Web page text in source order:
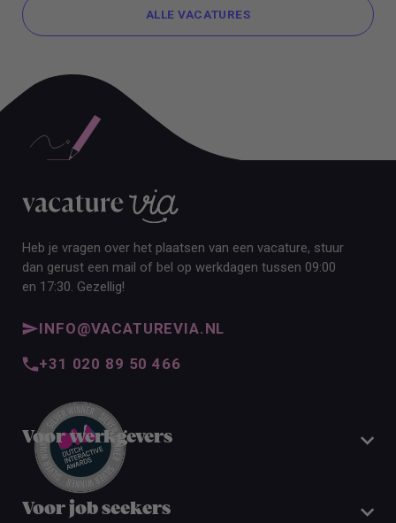
ALLE VACATURES
Heb je vragen over het plaatsen van een vacature, stuur
dan gerust een mail of bel op werkdagen tussen 09:00
en 17:30. Gezellig!
INFO@VACATUREVIA.NL
+31 020 89 50 466
Voor werkgevers
Voor job seekers